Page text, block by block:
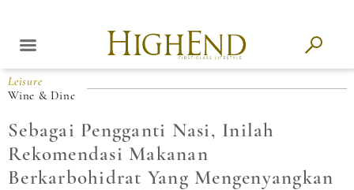
Leisure
Wine & Dine
Sebagai Pengganti Nasi, Inilah
Rekomendasi Makanan
Berkarbohidrat Yang Mengenyangkan